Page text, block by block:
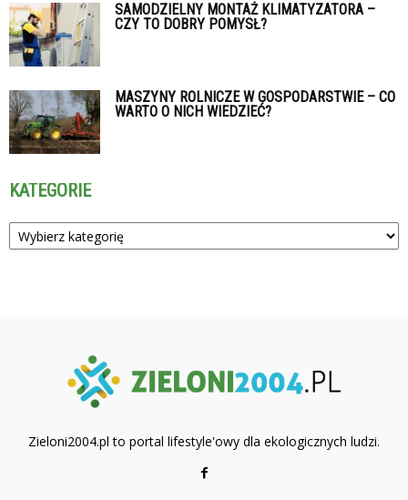
SAMODZIELNY MONTAŻ KLIMATYZATORA –
CZY TO DOBRY POMYSŁ?
MASZYNY ROLNICZE W GOSPODARSTWIE – CO
WARTO O NICH WIEDZIEĆ?
KATEGORIE
Kategorie
Zieloni2004.pl to portal lifestyle'owy dla ekologicznych ludzi.